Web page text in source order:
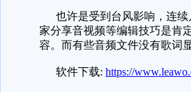
也许是受到台风影响，连续
家分享音视频等编辑技巧是肯
容。而有些音频文件没有歌词
软件下载: https://